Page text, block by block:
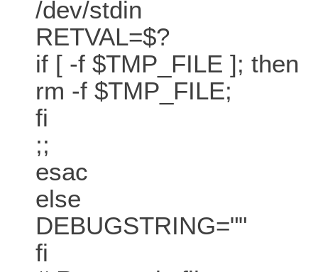
/dev/stdin
RETVAL=$?
if [ -f $TMP_FILE ]; then
rm -f $TMP_FILE;
fi
;;
esac
else
DEBUGSTRING=""
fi